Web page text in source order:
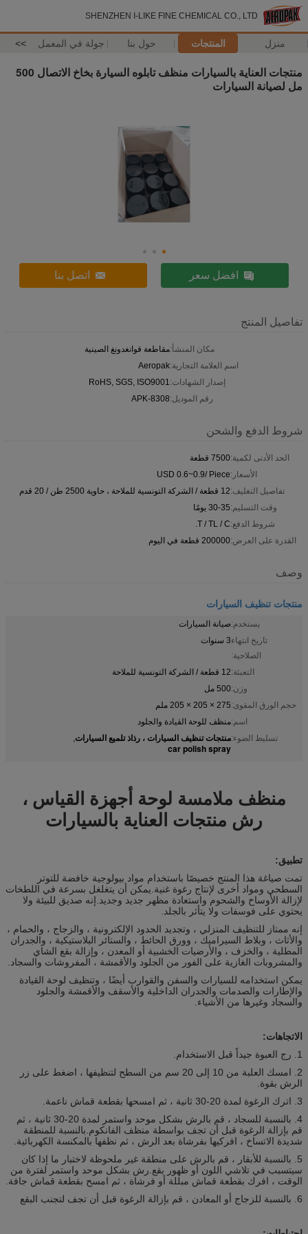
SHENZHEN I-LIKE FINE CHEMICAL CO., LTD
منزل المنتجات حول بنا جولة في المعمل >>
منتجات العناية بالسيارات منظف تابلوه السيارة بخاخ الاتصال 500
مل لصيانة السيارات
افضل سعر اتصل بنا
تفاصيل المنتج
مكان المنشأ:مقاطعة قوانغدونغ الصينية
اسم العلامة التجارية:Aeropak
إصدار الشهادات:RoHS, SGS, ISO9001
رقم الموديل:APK-8308
شروط الدفع والشحن
الحد الأدنى لكمية:7500 قطعة
الأسعار:USD 0.6~0.9/ Piece
تفاصيل التغليف:12 قطعة / الشركة التونسية للملاحة ، حاوية 2500 طن / 20 قدم
وقت التسليم:30-35 يومًا
شروط الدفع:T / TL / C.
القدرة على العرض:200000 قطعة في اليوم
وصف
منتجات تنظيف السيارات
يستخدم:صيانة السيارات
تاريخ انتهاء
الصلاحية:
3 سنوات
التعبئة:12 قطعة / الشركة التونسية للملاحة
وزن:500 مل
حجم الورق المقوى:275 × 205 × 205 ملم
اسم:منظف ​​للوحة القيادة والجلود
تسليط الضوء:منتجات تنظيف السيارات ، رذاذ تلميع السيارات,
car polish spray
منظف ​​ملامسة لوحة أجهزة القياس ،
رش منتجات العناية بالسيارات
تطبيق:
تمت صياغة هذا المنتج خصيصًا باستخدام مواد بيولوجية خافضة للتوتر
السطحي ومواد أخرى لإنتاج رغوة غنية.يمكن أن يتغلغل بسرعة في اللطخات
لإزالة الأوساخ والشحوم واستعادة مظهر جديد وجديد.إنه صديق للبيئة ولا
يحتوي على فوسفات ولا يتأثر بالجلد.
إنه ممتاز للتنظيف المنزلي ، وتجديد الحدود الإلكترونية ، والزجاج ، والحمام ،
والأثاث ، وبلاط السيراميك ، وورق الحائط ، والستائر البلاستيكية ، والجدران
المطلية ، والخزف ، والأرضيات الخشبية أو المعدن ، وإزالة بقع الشاي
والمشروبات الغازية على الفور من الجلود والأقمشة ، المفروشات والسجاد.
يمكن استخدامه للسيارات والسفن والقوارب أيضًا ، وتنظيف لوحة القيادة
والإطارات والصدمات والجدران الداخلية والأسقف والأقمشة والجلود
والسجاد وغيرها من الأشياء.
الاتجاهات:
1. رج العبوة جيداً قبل الاستخدام.
2. امسك العلبة من 10 إلى 20 سم من السطح لتنظيفها ، اضغط على زر
الرش بقوة.
3. اترك الرغوة لمدة 20-30 ثانية ، ثم امسحها بقطعة قماش ناعمة.
4. بالنسبة للسجاد ، قم بالرش بشكل موحد واستمر لمدة 20-30 ثانية ، ثم
قم بإزالة الرغوة قبل أن تجف بواسطة منظف الفانكوم.بالنسبة للمنطقة
شديدة الاتساخ ، افركيها بفرشاة بعد الرش ، ثم نظفها بالمكنسة الكهربائية.
5. بالنسبة للأبقار ، قم بالرش على منطقة غير ملحوظة لاختبار ما إذا كان
سيتسبب في تلاشي اللون أو ظهور بقع.رش بشكل موحد واستمر لفترة من
الوقت ، افرك بقطعة قماش مبللة أو فرشاة ، ثم امسح بقطعة قماش جافة.
6. بالنسبة للزجاج أو المعادن ، قم بإزالة الرغوة قبل أن تجف لتجنب البقع